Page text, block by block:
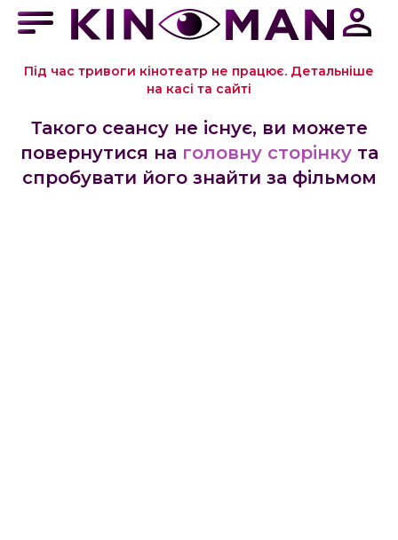
Під час тривоги кінотеатр не працює. Детальніше
на касі та сайті
Такого сеансу не існує, ви можете
повернутися на головну сторінку та
спробувати його знайти за фільмом